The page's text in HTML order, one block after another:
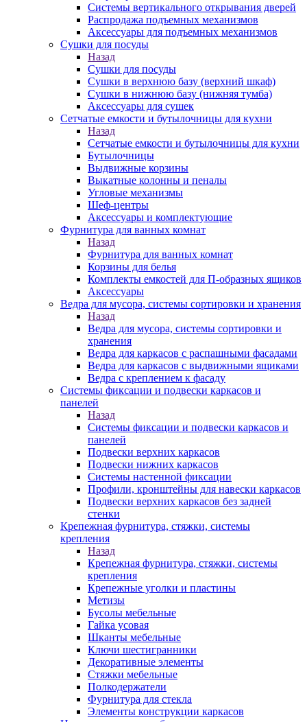
Системы вертикального открывания дверей
Распродажа подъемных механизмов
Аксессуары для подъемных механизмов
Сушки для посуды
Назад
Сушки для посуды
Сушки в верхнюю базу (верхний шкаф)
Сушки в нижнюю базу (нижняя тумба)
Аксессуары для сушек
Сетчатые емкости и бутылочницы для кухни
Назад
Сетчатые емкости и бутылочницы для кухни
Бутылочницы
Выдвижные корзины
Выкатные колонны и пеналы
Угловые механизмы
Шеф-центры
Аксессуары и комплектующие
Фурнитура для ванных комнат
Назад
Фурнитура для ванных комнат
Корзины для белья
Комплекты емкостей для П-образных ящиков
Аксессуары
Ведра для мусора, системы сортировки и хранения
Назад
Ведра для мусора, системы сортировки и
хранения
Ведра для каркасов с распашными фасадами
Ведра для каркасов с выдвижными ящиками
Ведра с креплением к фасаду
Системы фиксации и подвески каркасов и
панелей
Назад
Системы фиксации и подвески каркасов и
панелей
Подвески верхних каркасов
Подвески нижних каркасов
Системы настенной фиксации
Профили, кронштейны для навески каркасов
Подвески верхних каркасов без задней
стенки
Крепежная фурнитура, стяжки, системы
крепления
Назад
Крепежная фурнитура, стяжки, системы
крепления
Крепежные уголки и пластины
Метизы
Бусолы мебельные
Гайка усовая
Шканты мебельные
Ключи шестигранники
Декоративные элементы
Стяжки мебельные
Полкодержатели
Фурнитура для стекла
Элементы конструкции каркасов